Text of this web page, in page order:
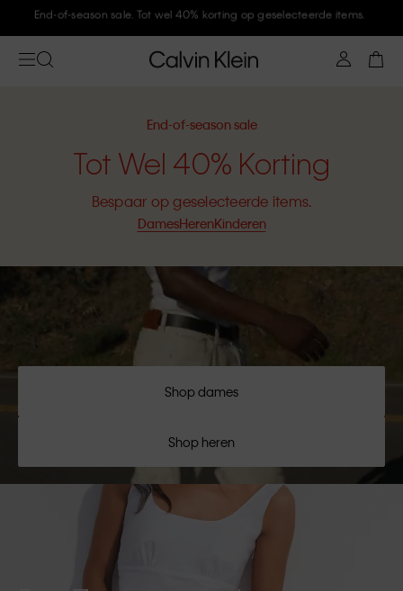
Meld je aan bij Calvin Klein en krijg 10% korting
End-of-season sale
Tot Wel 40% Korting
Bespaar op geselecteerde items.
DamesHerenKinderen
Shop dames
Shop heren